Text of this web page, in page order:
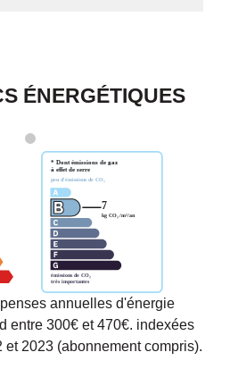
ÉNERGÉTIQUES
annuelles d'énergie
entre 300€ et 470€. indexées
2023 (abonnement compris).